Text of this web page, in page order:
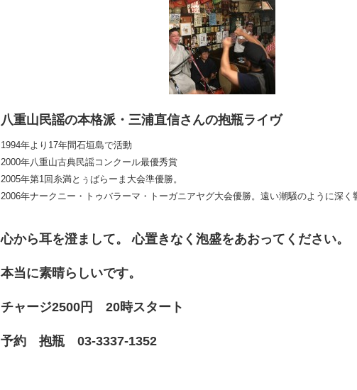
八重山民謡の本格派・三浦直信さんの抱瓶ライヴ
1994年より17年間石垣島で活動
2000年八重山古典民謡コンクール最優秀賞
2005年第1回糸満とぅばらーま大会準優勝。
2006年ナークニー・トゥバラーマ・トーガニアヤグ大会優勝。 遠い潮騒のように深く
心から耳を澄まして。 心置きなく泡盛をあおってください。
本当に素晴らしいです。
チャージ2500円 20時スタート
予約 抱瓶 03-3337-1352